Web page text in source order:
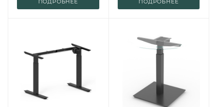
ПОДРОБНЕЕ ПОДРОБНЕЕ